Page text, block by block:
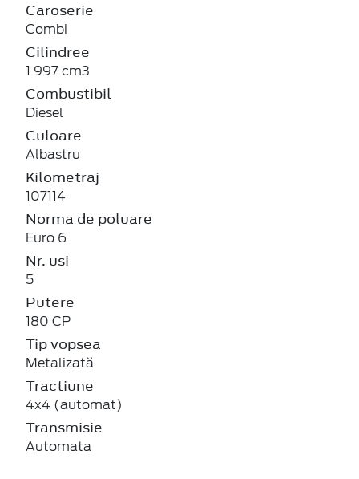
Caroserie
Combi
Cilindree
1 997 cm3
Combustibil
Diesel
Culoare
Albastru
Kilometraj
107114
Norma de poluare
Euro 6
Nr. usi
5
Putere
180 CP
Tip vopsea
Metalizată
Tractiune
4x4 (automat)
Transmisie
Automata